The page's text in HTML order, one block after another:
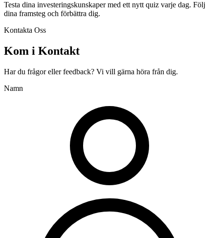
Testa dina investeringskunskaper med ett nytt quiz varje dag. Följ
dina framsteg och förbättra dig.
Kontakta Oss
Kom i Kontakt
Har du frågor eller feedback? Vi vill gärna höra från dig.
Namn